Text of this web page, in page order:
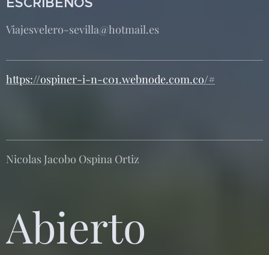
Viajesvelero-sevilla@hotmail.es
https://ospiner-i-n-c01.webnode.com.co/#
Nicolas Jacobo Ospina Ortiz
Abierto